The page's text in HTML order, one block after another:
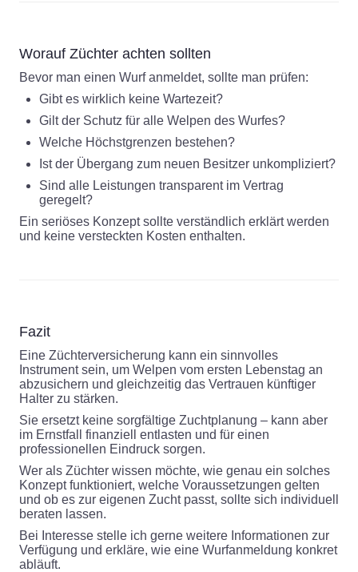
Worauf Züchter achten sollten
Bevor man einen Wurf anmeldet, sollte man prüfen:
Gibt es wirklich keine Wartezeit?
Gilt der Schutz für alle Welpen des Wurfes?
Welche Höchstgrenzen bestehen?
Ist der Übergang zum neuen Besitzer unkompliziert?
Sind alle Leistungen transparent im Vertrag
geregelt?
Ein seriöses Konzept sollte verständlich erklärt werden
und keine versteckten Kosten enthalten.
Fazit
Eine Züchterversicherung kann ein sinnvolles
Instrument sein, um Welpen vom ersten Lebenstag an
abzusichern und gleichzeitig das Vertrauen künftiger
Halter zu stärken.
Sie ersetzt keine sorgfältige Zuchtplanung – kann aber
im Ernstfall finanziell entlasten und für einen
professionellen Eindruck sorgen.
Wer als Züchter wissen möchte, wie genau ein solches
Konzept funktioniert, welche Voraussetzungen gelten
und ob es zur eigenen Zucht passt, sollte sich individuell
beraten lassen.
Bei Interesse stelle ich gerne weitere Informationen zur
Verfügung und erkläre, wie eine Wurfanmeldung konkret
abläuft.